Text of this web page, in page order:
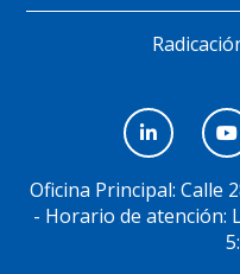
Social
Oficina Principal: Calle
- Horario de atención: